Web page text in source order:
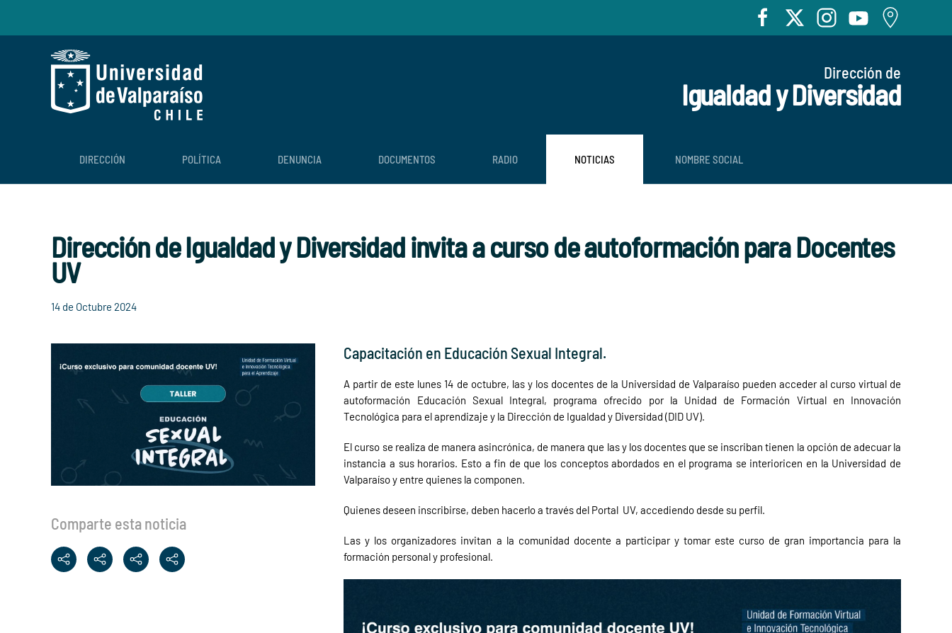
Skip to main content
Dirección de
Igualdad y Diversidad
DIRECCIÓN POLÍTICA DENUNCIA DOCUMENTOS RADIO NOTICIAS NOMBRE SOCIAL
Dirección de Igualdad y Diversidad invita a curso de autoformación para Docentes
UV
14 de Octubre 2024
Comparte esta noticia
Capacitación en Educación Sexual Integral.
A partir de este lunes 14 de octubre, las y los docentes de la Universidad de Valparaíso pueden acceder al curso virtual de
autoformación Educación Sexual Integral, programa ofrecido por la Unidad de Formación Virtual en Innovación
Tecnológica para el aprendizaje y la Dirección de Igualdad y Diversidad (DID UV).
El curso se realiza de manera asincrónica, de manera que las y los docentes que se inscriban tienen la opción de adecuar la
instancia a sus horarios. Esto a fin de que los conceptos abordados en el programa se interioricen en la Universidad de
Valparaíso y entre quienes la componen.
Quienes deseen inscribirse, deben hacerlo a través del Portal UV, accediendo desde su perfil.
Las y los organizadores invitan a la comunidad docente a participar y tomar este curso de gran importancia para la
formación personal y profesional.